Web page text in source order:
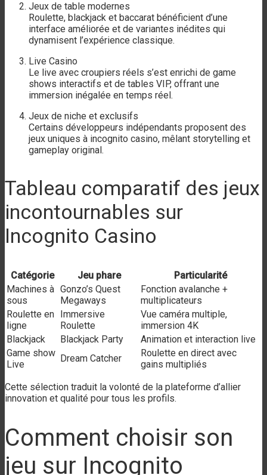
Jeux de table modernes
Roulette, blackjack et baccarat bénéficient d’une
interface améliorée et de variantes inédites qui
dynamisent l’expérience classique.
Live Casino
Le live avec croupiers réels s’est enrichi de game
shows interactifs et de tables VIP, offrant une
immersion inégalée en temps réel.
Jeux de niche et exclusifs
Certains développeurs indépendants proposent des
jeux uniques à incognito casino, mêlant storytelling et
gameplay original.
Tableau comparatif des jeux
incontournables sur
Incognito Casino
Catégorie Jeu phare
Particularité
Machines à
sous
Gonzo’s Quest
Megaways
Fonction avalanche +
multiplicateurs
Roulette en
ligne
Immersive
Roulette
Vue caméra multiple,
immersion 4K
Blackjack
Blackjack Party
Animation et interaction live
Game show
Live
Dream Catcher
Roulette en direct avec
gains multipliés
Cette sélection traduit la volonté de la plateforme d’allier
innovation et qualité pour tous les profils.
Comment choisir son
jeu sur Incognito